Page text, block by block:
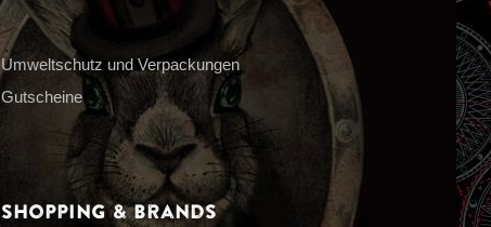
Umweltschutz und Verpackungen
Gutscheine
Shopping & Brands